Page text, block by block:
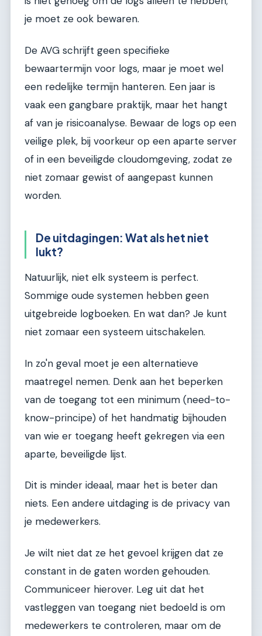
je moet ze ook bewaren.
De AVG schrijft geen specifieke
bewaartermijn voor logs, maar je moet wel
een redelijke termijn hanteren. Een jaar is
vaak een gangbare praktijk, maar het hangt
af van je risicoanalyse. Bewaar de logs op een
veilige plek, bij voorkeur op een aparte server
of in een beveiligde cloudomgeving, zodat ze
niet zomaar gewist of aangepast kunnen
worden.
De uitdagingen: Wat als het niet
lukt?
Natuurlijk, niet elk systeem is perfect.
Sommige oude systemen hebben geen
uitgebreide logboeken. En wat dan? Je kunt
niet zomaar een systeem uitschakelen.
In zo'n geval moet je een alternatieve
maatregel nemen. Denk aan het beperken
van de toegang tot een minimum (need-to-
know-principe) of het handmatig bijhouden
van wie er toegang heeft gekregen via een
aparte, beveiligde lijst.
Dit is minder ideaal, maar het is beter dan
niets. Een andere uitdaging is de privacy van
je medewerkers.
Je wilt niet dat ze het gevoel krijgen dat ze
constant in de gaten worden gehouden.
Communiceer hierover. Leg uit dat het
vastleggen van toegang niet bedoeld is om
medewerkers te controleren, maar om de